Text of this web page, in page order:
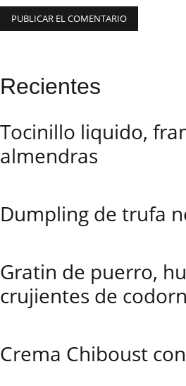
Recientes
Tocinillo liquido,
almendras
Dumpling de trufa
Gratin de puerro,
crujientes de
Crema Chiboust